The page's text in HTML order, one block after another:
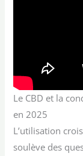
Le CBD et la
en 2025
L’utilisation
soulève des